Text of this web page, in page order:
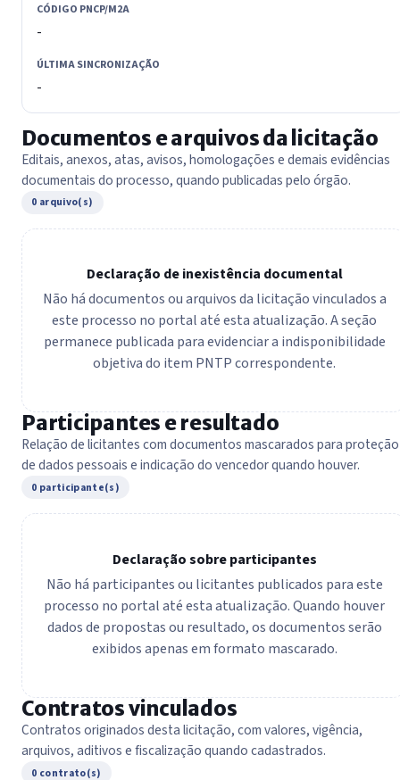
CÓDIGO PNCP/M2A
-
ÚLTIMA SINCRONIZAÇÃO
-
Documentos e arquivos da licitação
Editais, anexos, atas, avisos, homologações e demais evidências
documentais do processo, quando publicadas pelo órgão.
0 arquivo(s)
Declaração de inexistência documental
Não há documentos ou arquivos da licitação vinculados a
este processo no portal até esta atualização. A seção
permanece publicada para evidenciar a indisponibilidade
objetiva do item PNTP correspondente.
Participantes e resultado
Relação de licitantes com documentos mascarados para proteção
de dados pessoais e indicação do vencedor quando houver.
0 participante(s)
Declaração sobre participantes
Não há participantes ou licitantes publicados para este
processo no portal até esta atualização. Quando houver
dados de propostas ou resultado, os documentos serão
exibidos apenas em formato mascarado.
Contratos vinculados
Contratos originados desta licitação, com valores, vigência,
arquivos, aditivos e fiscalização quando cadastrados.
0 contrato(s)